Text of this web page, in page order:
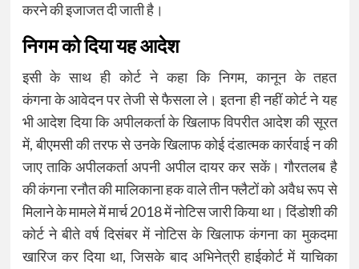
करने की इजाजत दी जाती है।
निगम को दिया यह आदेश
इसी के साथ ही कोर्ट ने कहा कि निगम, कानून के तहत
कंगना के आवेदन पर तेजी से फैसला ले। इतना ही नहीं कोर्ट ने यह
भी आदेश दिया कि अपीलकर्ता के खिलाफ विपरीत आदेश की सूरत
में, बीएमसी की तरफ से उनके खिलाफ कोई दंडात्मक कार्रवाई न की
जाए ताकि अपीलकर्ता अपनी अपील दायर कर सकें। गौरतलब है
की कंगना रनौत की मालिकाना हक वाले तीन फ्लैटों को अवैध रूप से
मिलाने के मामले में मार्च 2018 में नोटिस जारी किया था। दिंडोशी की
कोर्ट ने बीते वर्ष दिसंबर में नोटिस के खिलाफ कंगना का मुकदमा
खारिज कर दिया था, जिसके बाद अभिनेत्री हाईकोर्ट में याचिका